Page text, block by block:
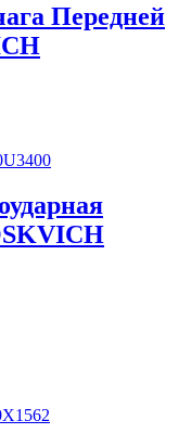
Передней